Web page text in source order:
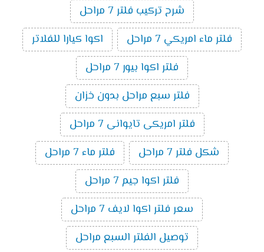
شرح تركيب فلتر 7 مراحل
فلتر ماء امريكي 7 مراحل
اكوا كيارا للفلاتر
فلتر اكوا بيور 7 مراحل
فلتر سبع مراحل بدون خزان
فلتر امريكى تايوانى 7 مراحل
شكل فلتر 7 مراحل
فلتر ماء 7 مراحل
فلتر اكوا جيم 7 مراحل
سعر فلتر اكوا لايف 7 مراحل
توصيل الفلتر السبع مراحل